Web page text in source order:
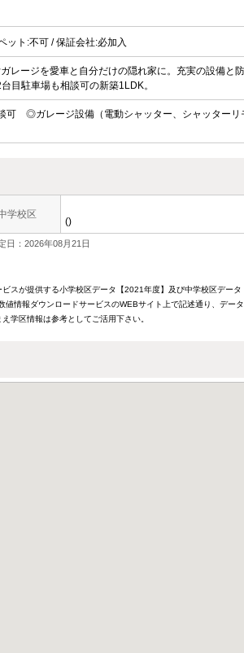
ット:不可 / 保証会社:必加入
レージを愛車と自分だけの隠れ家に。充実の設備と
目駐車場も相談可の新築1LDK。
◎ガレージ設備（電動シャッター、シャッターリ
学校区
()
日：2026年08月21日
スが提供する小学校区データ【2021年度】及び中学校区デー
情報ダウンロードサービスのWEBサイト上で記述通り、デー
学区情報は参考としてご活用下さい。